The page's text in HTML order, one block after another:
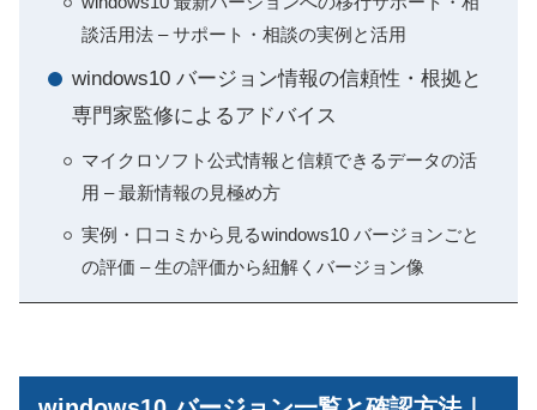
談活用法 – サポート・相談の実例と活用
windows10 バージョン情報の信頼性・根拠と
専門家監修によるアドバイス
マイクロソフト公式情報と信頼できるデータの活
用 – 最新情報の見極め方
実例・口コミから見るwindows10 バージョンごと
の評価 – 生の評価から紐解くバージョン像